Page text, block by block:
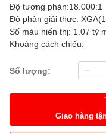
Độ tương phản:18.000:1
Độ phân giải thực:
Số màu hiển thị: 1.07 tỷ
Khoảng cách chiếu:
Số lượng:
Giao hàng